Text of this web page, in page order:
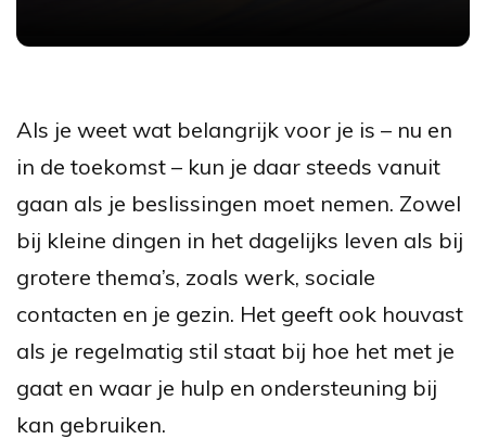
Als je weet wat belangrijk voor je is – nu en
in de toekomst – kun je daar steeds vanuit
gaan als je beslissingen moet nemen. Zowel
bij kleine dingen in het dagelijks leven als bij
grotere thema’s, zoals werk, sociale
contacten en je gezin. Het geeft ook houvast
als je regelmatig stil staat bij hoe het met je
gaat en waar je hulp en ondersteuning bij
kan gebruiken.